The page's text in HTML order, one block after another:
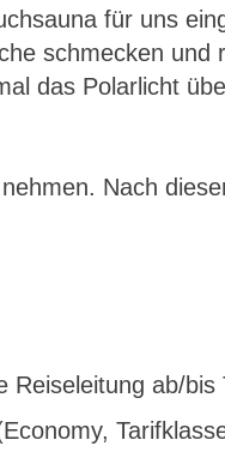
für uns
schmecken
das Polarlicht
Nach
Reiseleitung ab/bis